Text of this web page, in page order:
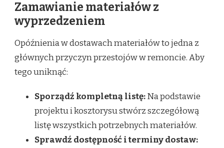
Zamawianie materiałów z
wyprzedzeniem
Opóźnienia w dostawach materiałów to jedna z
głównych przyczyn przestojów w remoncie. Aby
tego uniknąć:
Sporządź kompletną listę:Na podstawie
projektu i kosztorysu stwórz szczegółową
listę wszystkich potrzebnych materiałów.
Sprawdź dostępność i terminy dostaw: